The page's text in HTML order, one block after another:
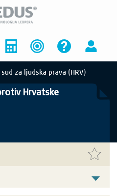
sud za ljudska prava (HRV)
Hrvatske